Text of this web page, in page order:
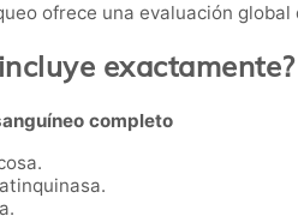
ofrece una evaluación
exactamente?
completo